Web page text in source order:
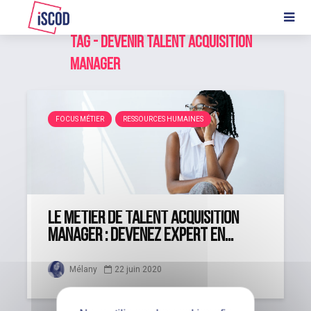
Tag - devenir talent acquisition
manager
FOCUS MÉTIER RESSOURCES HUMAINES
Le métier de Talent Acquisition
Manager : devenez expert en...
Mélany 22 juin 2020